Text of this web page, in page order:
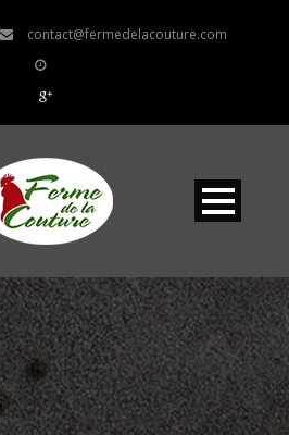
contact@fermedelacouture.com